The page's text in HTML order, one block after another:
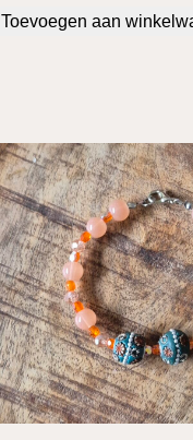
Toevoegen aan